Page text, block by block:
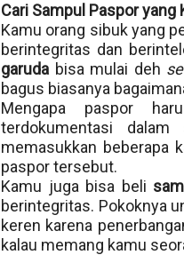
Cari Sampul Paspor yang
Kamu orang sibuk yang
berintegritas dan
garuda bisa mulai deh
bagus biasanya
Mengapa paspor
terdokumentasi
memasukkan beberapa
paspor tersebut.
Kamu juga bisa beli
berintegritas. Pokoknya
keren karena
kalau memang kamu